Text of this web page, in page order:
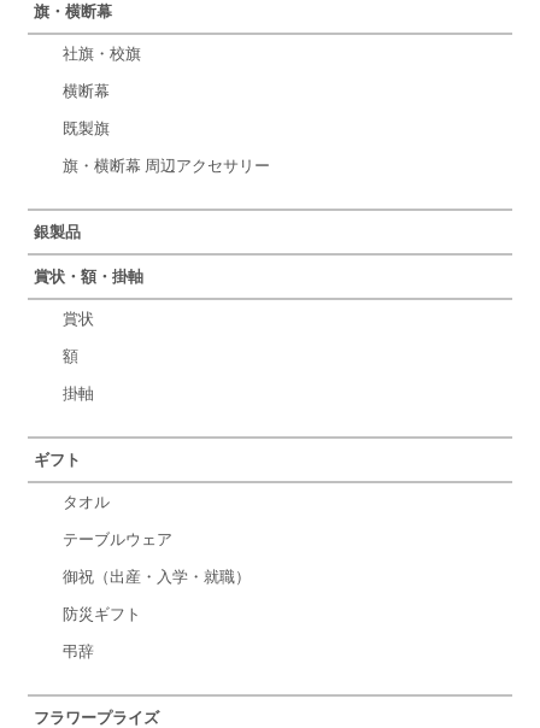
旗・横断幕
社旗・校旗
横断幕
既製旗
旗・横断幕 周辺アクセサリー
銀製品
賞状・額・掛軸
賞状
額
掛軸
ギフト
タオル
テーブルウェア
御祝（出産・入学・就職）
防災ギフト
弔辞
フラワープライズ